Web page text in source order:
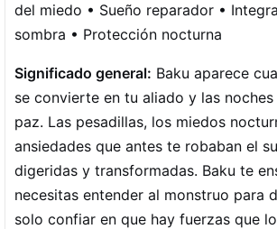
del miedo • Sueño reparador •
sombra • Protección nocturna
Significado general: Baku aparece
se convierte en tu aliado y las noches
paz. Las pesadillas, los miedos
ansiedades que antes te robaban el
digeridas y transformadas. Baku te
necesitas entender al monstruo para
solo confiar en que hay fuerzas que